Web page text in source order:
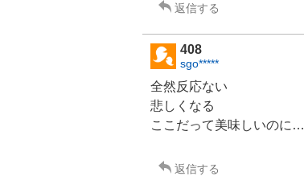
返信する
408
sgo*****
全然反応ない
悲しくなる
ここだって美味しいのに…
返信する